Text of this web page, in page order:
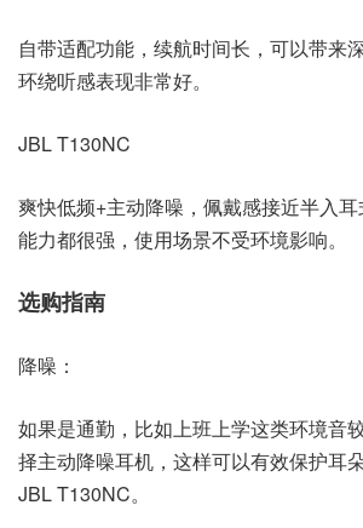
自带适配功能，续航时间长，可以带来
环绕听感表现非常好。
JBL T130NC
爽快低频+主动降噪，佩戴感接近半入
能力都很强，使用场景不受环境影响。
选购指南
降噪：
如果是通勤，比如上班上学这类环境音
择主动降噪耳机，这样可以有效保护耳
JBL T130NC。